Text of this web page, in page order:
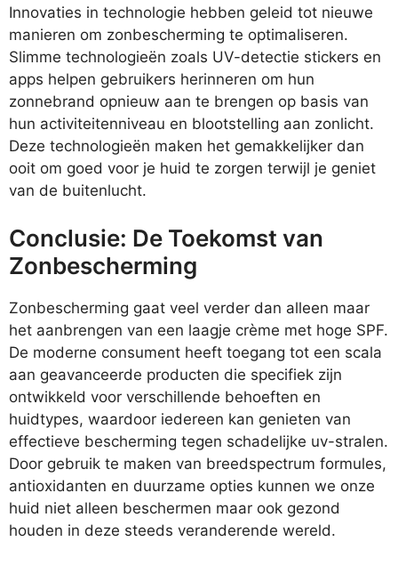
Innovaties in technologie hebben geleid tot nieuwe
manieren om zonbescherming te optimaliseren.
Slimme technologieën zoals UV-detectie stickers en
apps helpen gebruikers herinneren om hun
zonnebrand opnieuw aan te brengen op basis van
hun activiteitenniveau en blootstelling aan zonlicht.
Deze technologieën maken het gemakkelijker dan
ooit om goed voor je huid te zorgen terwijl je geniet
van de buitenlucht.
Conclusie: De Toekomst van
Zonbescherming
Zonbescherming gaat veel verder dan alleen maar
het aanbrengen van een laagje crème met hoge SPF.
De moderne consument heeft toegang tot een scala
aan geavanceerde producten die specifiek zijn
ontwikkeld voor verschillende behoeften en
huidtypes, waardoor iedereen kan genieten van
effectieve bescherming tegen schadelijke uv-stralen.
Door gebruik te maken van breedspectrum formules,
antioxidanten en duurzame opties kunnen we onze
huid niet alleen beschermen maar ook gezond
houden in deze steeds veranderende wereld.